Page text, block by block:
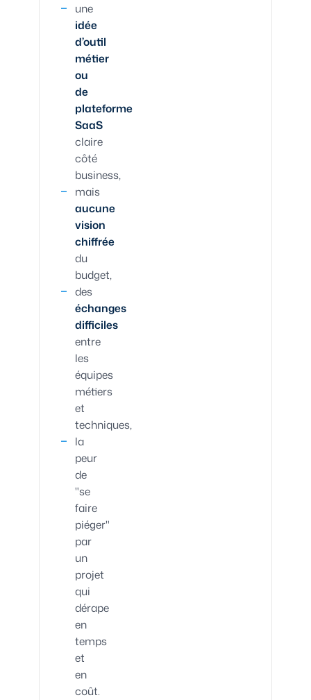
une
idée
d’outil
métier
ou
de
plateforme
SaaS
claire
côté
business,
mais
aucune
vision
chiffrée
du
budget,
des
échanges
difficiles
entre
les
équipes
métiers
et
techniques,
la
peur
de
"se
faire
piéger"
par
un
projet
qui
dérape
en
temps
et
en
coût.